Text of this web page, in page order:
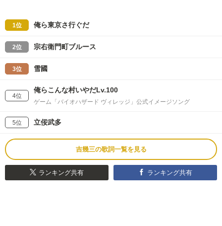
1位 俺ら東京さ行ぐだ
2位 宗右衛門町ブルース
3位 雪國
4位
俺らこんな村いやだLv.100
ゲーム「バイオハザード ヴィレッジ」公式イメージソング
5位 立佞武多
吉幾三の歌詞一覧を見る
ランキング共有 ランキング共有